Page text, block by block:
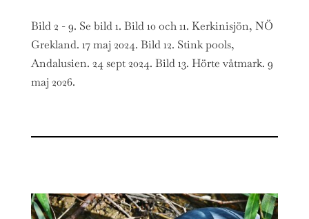
Bild 2 - 9. Se bild 1. Bild 10 och 11. Kerkinisjön, NÖ
Grekland. 17 maj 2024. Bild 12. Stink pools,
Andalusien. 24 sept 2024. Bild 13. Hörte våtmark. 9
maj 2026.